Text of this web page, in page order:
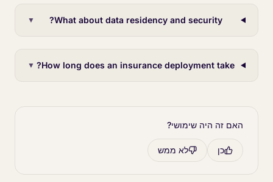
What about data residency and security?
▼
How long does an insurance deployment take?
▼
האם זה היה שימושי?
כן לא ממש